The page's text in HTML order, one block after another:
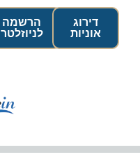
הרשמה
לניוזלטר
דירוג
אוניות